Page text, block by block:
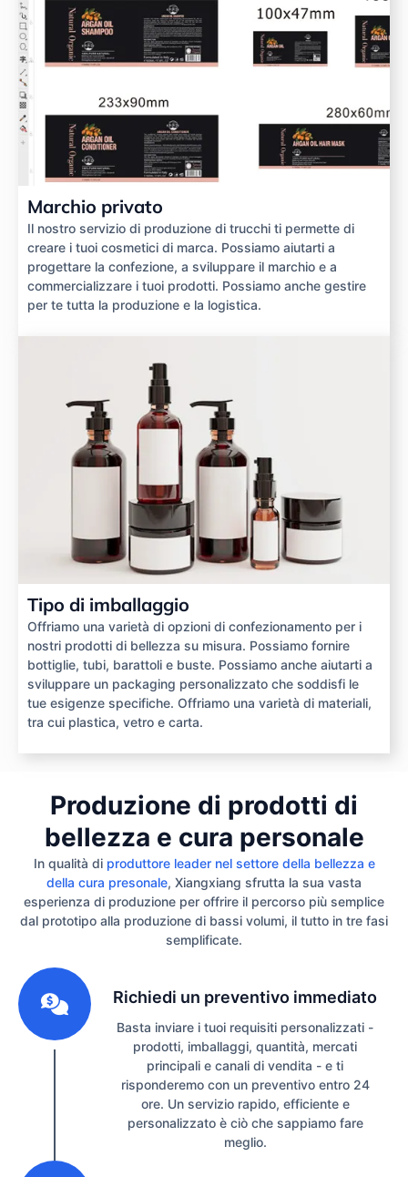
Marchio privato
Il nostro servizio di produzione di trucchi ti permette di
creare i tuoi cosmetici di marca. Possiamo aiutarti a
progettare la confezione, a sviluppare il marchio e a
commercializzare i tuoi prodotti. Possiamo anche gestire
per te tutta la produzione e la logistica.
Tipo di imballaggio
Offriamo una varietà di opzioni di confezionamento per i
nostri prodotti di bellezza su misura. Possiamo fornire
bottiglie, tubi, barattoli e buste. Possiamo anche aiutarti a
sviluppare un packaging personalizzato che soddisfi le
tue esigenze specifiche. Offriamo una varietà di materiali,
tra cui plastica, vetro e carta.
Produzione di prodotti di
bellezza e cura personale
In qualità di produttore leader nel settore della bellezza e
della cura presonale, Xiangxiang sfrutta la sua vasta
esperienza di produzione per offrire il percorso più semplice
dal prototipo alla produzione di bassi volumi, il tutto in tre fasi
semplificate.
Richiedi un preventivo immediato
Basta inviare i tuoi requisiti personalizzati -
prodotti, imballaggi, quantità, mercati
principali e canali di vendita - e ti
risponderemo con un preventivo entro 24
ore. Un servizio rapido, efficiente e
personalizzato è ciò che sappiamo fare
meglio.